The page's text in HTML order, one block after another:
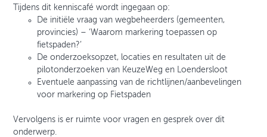
Tijdens dit kenniscafé wordt ingegaan op:
De initiële vraag van wegbeheerders (gemeenten,
provincies) – ‘Waarom markering toepassen op
fietspaden?’
De onderzoeksopzet, locaties en resultaten uit de
pilotonderzoeken van KeuzeWeg en Loendersloot
Eventuele aanpassing van de richtlijnen/aanbevelingen
voor markering op Fietspaden
Vervolgens is er ruimte voor vragen en gesprek over dit
onderwerp.